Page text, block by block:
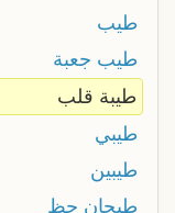
طيب
طيب جعبة
طيبة قلب
طيبي
طيبين
طيحان حظ